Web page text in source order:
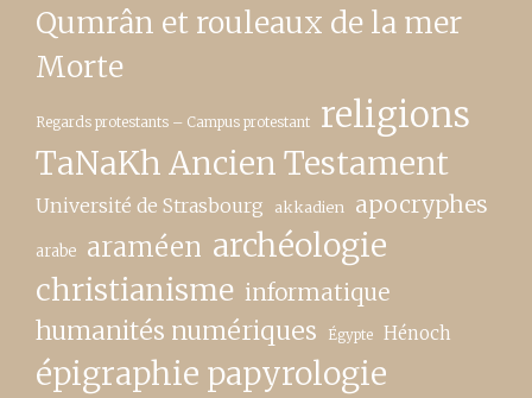
Qumrân et rouleaux de la mer
Morte
Regards protestants – Campus protestant religions
TaNaKh Ancien Testament
Université de Strasbourg akkadien apocryphes
arabe araméen archéologie
christianisme informatique
humanités numériques Égypte Hénoch
épigraphie papyrologie